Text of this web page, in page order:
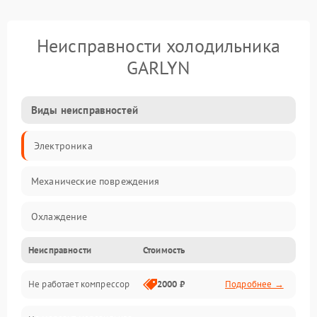
Неисправности холодильника
GARLYN
Виды неисправностей
Электроника
Механические повреждения
Охлаждение
Механика
Электропитание
Неисправности Стоимость
Не работает компрессор 2000 ₽ Подробнее →